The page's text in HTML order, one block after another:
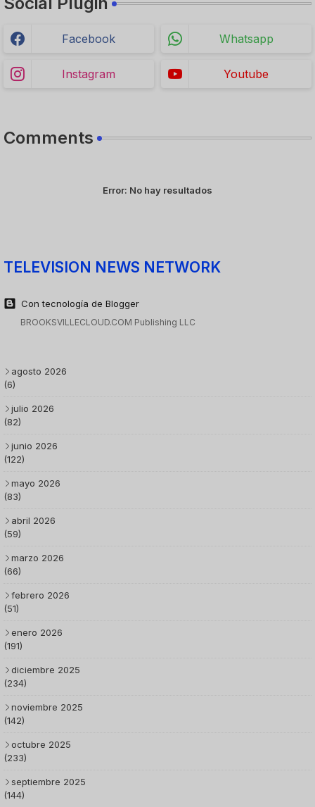
Facebook Whatsapp
Instagram Youtube
Comments
Error: No hay resultados
TELEVISION NEWS NETWORK
Con tecnología de Blogger
BROOKSVILLECLOUD.COM Publishing LLC
agosto 2026
(6)
julio 2026
(82)
junio 2026
(122)
mayo 2026
(83)
abril 2026
(59)
marzo 2026
(66)
febrero 2026
(51)
enero 2026
(191)
diciembre 2025
(234)
noviembre 2025
(142)
octubre 2025
(233)
septiembre 2025
(144)